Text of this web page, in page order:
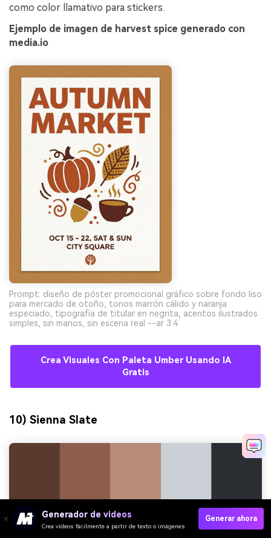
como color llamativo para stickers.
Ejemplo de imagen de harvest spice generado con
media.io
Prompt: diseño de póster promocional gráfico sobre fondo liso
para mercado de otoño, tonos marrón cálido y naranja
especiado, tipografía de titular en negrita, acentos ilustrados
simples, sin manos, sin escena real --ar 3:4
Crea Visuales Con Paleta Umber Usando IA
Gratis
10) Sienna Slate
Generador de videos
Crea videos fácilmente a partir de texto o imágenes
Generar ahora